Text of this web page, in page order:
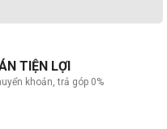
TIỆN LỢI
khoản, trả góp 0%